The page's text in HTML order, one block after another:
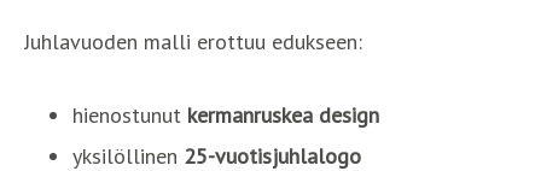
Juhlavuoden malli erottuu edukseen:
hienostunut kermanruskea design
yksilöllinen 25-vuotisjuhlalogo